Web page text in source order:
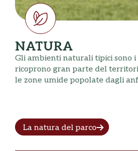
NATURA
Gli ambienti naturali tipici sono i
ricoprono gran parte del
le zone umide popolate dagli
La natura del parco